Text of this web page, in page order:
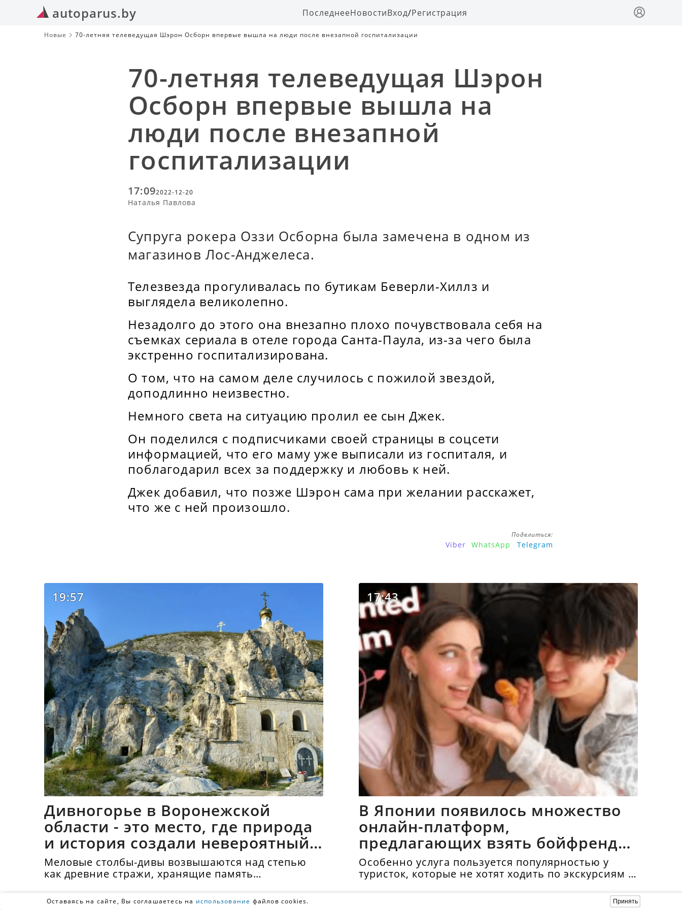
autoparus.by ПоследнееНовостиВход/Регистрация
Новые 70-летняя телеведущая Шэрон Осборн впервые вышла на люди после внезапной госпитализации
70-летняя телеведущая Шэрон
Осборн впервые вышла на
люди после внезапной
госпитализации
17:092022-12-20
Наталья Павлова
Супруга рокера Оззи Осборна была замечена в одном из
магазинов Лос-Анджелеса.
Телезвезда прогуливалась по бутикам Беверли-Хиллз и
выглядела великолепно.
Незадолго до этого она внезапно плохо почувствовала себя на
съемках сериала в отеле города Санта-Паула, из-за чего была
экстренно госпитализирована.
О том, что на самом деле случилось с пожилой звездой,
доподлинно неизвестно.
Немного света на ситуацию пролил ее сын Джек.
Он поделился с подписчиками своей страницы в соцсети
информацией, что его маму уже выписали из госпиталя, и
поблагодарил всех за поддержку и любовь к ней.
Джек добавил, что позже Шэрон сама при желании расскажет,
что же с ней произошло.
Поделиться:
Viber WhatsApp Telegram
19:57
Дивногорье в Воронежской
области - это место, где природа
и история создали невероятный
синтез
Меловые столбы-дивы возвышаются над степью
как древние стражи, хранящие память
17:43
В Японии появилось множество
онлайн-платформ,
предлагающих взять бойфрендов
напрокат
Особенно услуга пользуется популярностью у
туристок, которые не хотят ходить по экскурсиям и
одиночестве. Аренда бойфренда стоит в среднем
Оставаясь на сайте, Вы соглашаетесь на использование файлов cookies. Принять